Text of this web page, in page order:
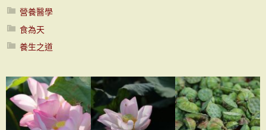
營養醫學
食為天
養生之道